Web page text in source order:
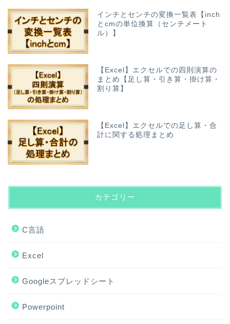
インチとセンチの変換一覧表【inch
とcmの単位換算（センチメート
ル）】
【Excel】エクセルでの四則演算の
まとめ【足し算・引き算・掛け算・
割り算】
【Excel】エクセルでの足し算・合
計に関する処理まとめ
カテゴリー
C言語
Excel
Googleスプレッドシート
Powerpoint